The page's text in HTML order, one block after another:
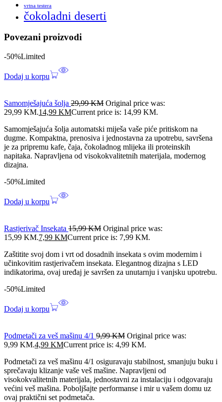
vrtna testera
čokoladni deserti
Povezani proizvodi
-50%Limited
Dodaj u korpu
Samomješajuća šolja 29,99KM Original price was:
29,99 KM.14,99 KMCurrent price is: 14,99 KM.
Samomješajuća šolja automatski miješa vaše piće pritiskom na
dugme. Kompaktna, prenosiva i jednostavna za upotrebu, savršena
je za pripremu kafe, čaja, čokoladnog mlijeka ili proteinskih
napitaka. Napravljena od visokokvalitetnih materijala, modernog
dizajna.
-50%Limited
Dodaj u korpu
Rastjerivač Insekata 15,99KM Original price was:
15,99 KM.7,99 KMCurrent price is: 7,99 KM.
Zaštitite svoj dom i vrt od dosadnih insekata s ovim modernim i
učinkovitim rastjerivačem insekata. Elegantnog dizajna s LED
indikatorima, ovaj uređaj je savršen za unutarnju i vanjsku upotrebu.
-50%Limited
Dodaj u korpu
Podmetači za veš mašinu 4/1 9,99KM Original price was:
9,99 KM.4,99 KMCurrent price is: 4,99 KM.
Podmetači za veš mašinu 4/1 osiguravaju stabilnost, smanjuju buku i
sprečavaju klizanje vaše veš mašine. Napravljeni od
visokokvalitetnih materijala, jednostavni za instalaciju i odgovaraju
većini veš mašina. Poboljšajte performanse i mir u vašem domu uz
ovaj praktični set podmetača.